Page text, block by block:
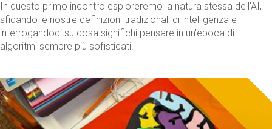
In questo primo incontro esploreremo la natura stessa dell'AI,
sfidando le nostre definizioni tradizionali di intelligenza e
interrogandoci su cosa significhi pensare in un'epoca di
algoritmi sempre più sofisticati.